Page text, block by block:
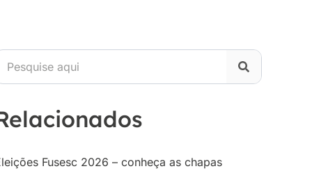
Fusesc 2026 – conheça as chapas